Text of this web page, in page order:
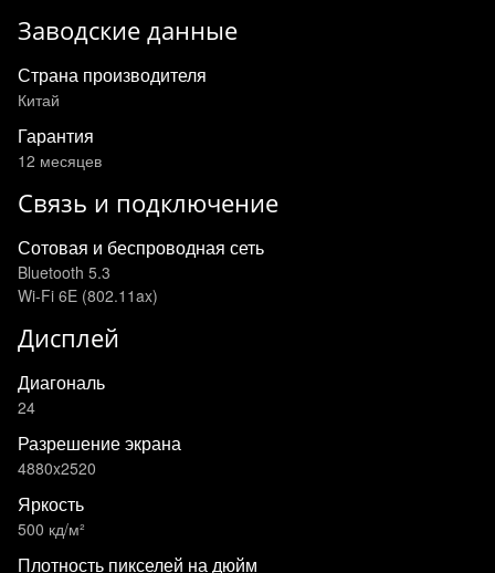
Заводские данные
Страна производителя
Китай
Гарантия
12 месяцев
Связь и подключение
Сотовая и беспроводная сеть
Bluetooth 5.3
Wi-Fi 6E (802.11ax)
Дисплей
Диагональ
24
Разрешение экрана
4880x2520
Яркость
500 кд/м²
Плотность пикселей на дюйм